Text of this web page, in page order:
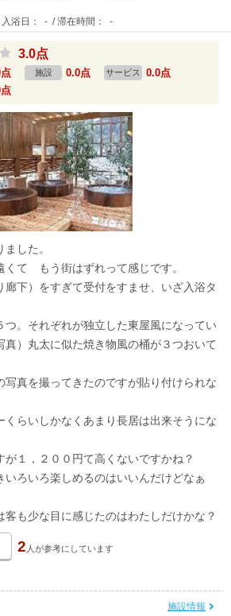
浴日： - / 滞在時間： -
3.0点
施設 0.0点 サービス 0.0点
した。
くて もう街はずれって感じです。
廊下）をすぎて受付をすませ、いざ入浴タ
つ。それぞれが独立した東屋風になってい
真）丸太に似た焼き物風の桶が３つおいて
写真を撮ってきたのですが貼り付けられな
くらいしかなくあまり長居は出来そうにな
１，２００円て高くないですかね？
いろいろ楽しめるのはいいんだけどなぁ
客も少な目に感じたのはわたしだけかな？
2 人が参考にしています
施設情報